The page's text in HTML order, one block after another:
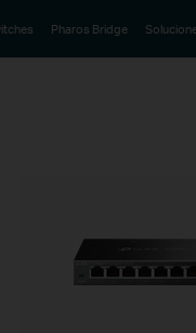
Pharos Bridge